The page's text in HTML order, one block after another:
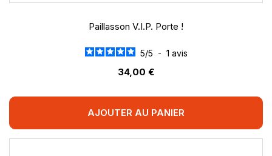
Paillasson V.I.P. Porte !
5/5 - 1 avis
34,00 €
AJOUTER AU PANIER